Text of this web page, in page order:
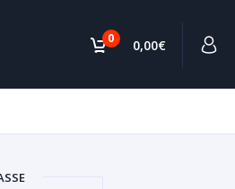
0 0,00€